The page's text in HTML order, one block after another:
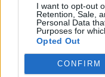
I want to opt-out
Retention, Sale,
Personal Data
Purposes for
Opted Out
CONFIRM